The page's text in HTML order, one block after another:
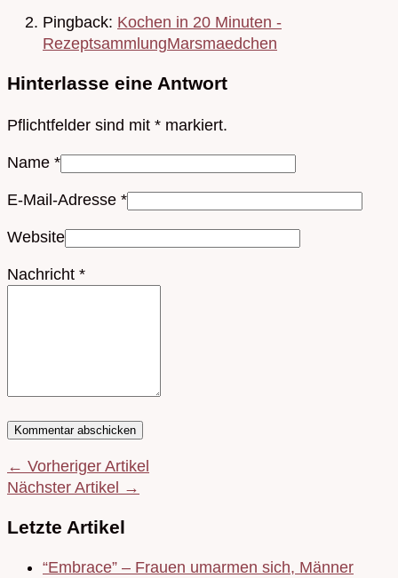
Pingback: Kochen in 20 Minuten -
RezeptsammlungMarsmaedchen
Hinterlasse eine Antwort
Pflichtfelder sind mit * markiert.
Name *
E-Mail-Adresse *
Website
Nachricht *
← Vorheriger Artikel
Nächster Artikel →
Letzte Artikel
“Embrace” – Frauen umarmen sich, Männer